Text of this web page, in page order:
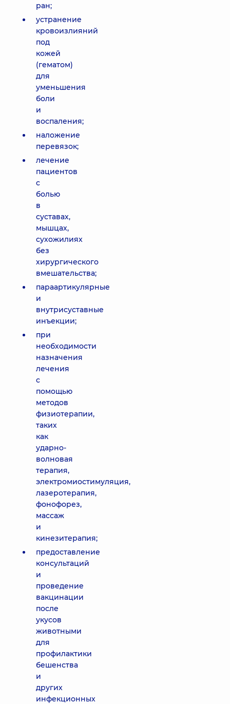
ран;
устранение
кровоизлияний
под
кожей
(гематом)
для
уменьшения
боли
и
воспаления;
наложение
перевязок;
лечение
пациентов
с
болью
в
суставах,
мышцах,
сухожилиях
без
хирургического
вмешательства;
параартикулярные
и
внутрисуставные
инъекции;
при
необходимости
назначения
лечения
с
помощью
методов
физиотерапии,
таких
как
ударно-
волновая
терапия,
электромиостимуляция,
лазеротерапия,
фонофорез,
массаж
и
кинезитерапия;
предоставление
консультаций
и
проведение
вакцинации
после
укусов
животными
для
профилактики
бешенства
и
других
инфекционных